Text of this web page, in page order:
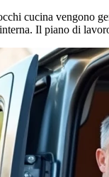
cucina vengono
Il piano di